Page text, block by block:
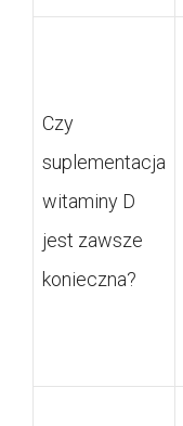
Czy
suplementacja
witaminy D
jest zawsze
konieczna?